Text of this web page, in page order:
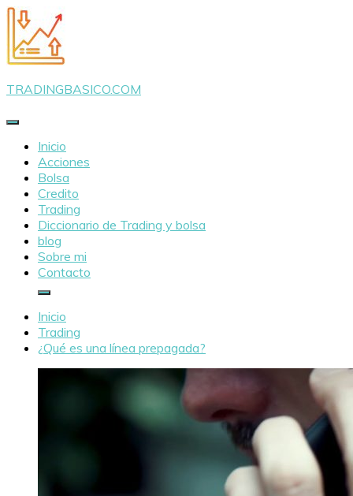
Saltar
al
contenido
TRADINGBASICO.COM
Inicio
Acciones
Bolsa
Credito
Trading
Diccionario de Trading y bolsa
blog
Sobre mi
Contacto
Inicio
Trading
¿Qué es una línea prepagada?